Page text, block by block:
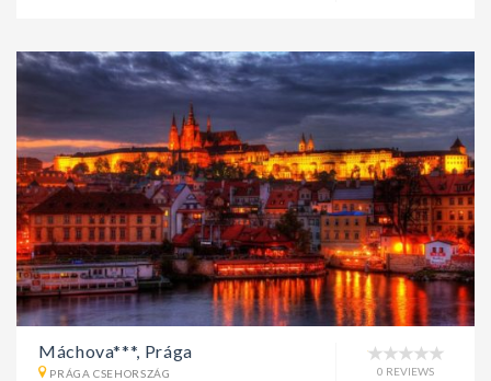
Máchova***, Prága
PRÁGA CSEHORSZÁG 0 REVIEWS